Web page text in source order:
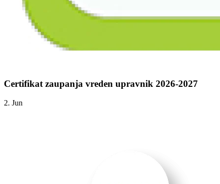
Certifikat zaupanja vreden upravnik 2026-2027
2. Jun